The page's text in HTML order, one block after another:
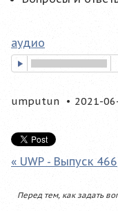
аудио
umputun 2021-
« UWP - Выпуск 466
Перед тем, как задать